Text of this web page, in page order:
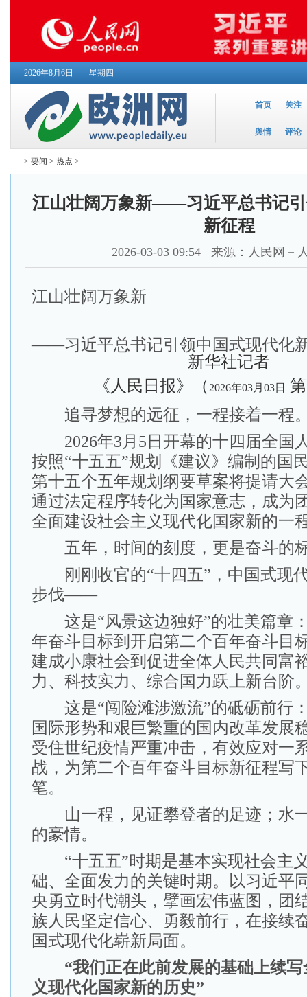
2026年8月6日 星期四
首页 关注
舆情 评论
> 要闻 > 热点 >
江山壮阔万象新——习近平总书记
新征程
2026-03-03 09:54 来源：人民网－
江山壮阔万象新
——习近平总书记引领中国式现代化
新华社记者
《人民日报》（ 2026年03月03日
追寻梦想的远征，一程接着一程
2026年3月5日开幕的十四届全国
按照“十五五”规划《建议》编制的国
第十五个五年规划纲要草案将提请大
通过法定程序转化为国家意志，成为
全面建设社会主义现代化国家新的一
五年，时间的刻度，更是奋斗的
刚刚收官的“十四五”，中国式现
步伐——
这是“风景这边独好”的壮美篇章
年奋斗目标到开启第二个百年奋斗目
建成小康社会到促进全体人民共同富
力、科技实力、综合国力跃上新台阶
这是“闯险滩涉激流”的砥砺前行
国际形势和艰巨繁重的国内改革发展
受住世纪疫情严重冲击，有效应对一
战，为第二个百年奋斗目标新征程写
笔。
山一程，见证攀登者的足迹；水
的豪情。
“十五五”时期是基本实现社会主
础、全面发力的关键时期。以习近平
央勇立时代潮头，擘画宏伟蓝图，团
族人民坚定信心、勇毅前行，在接续
国式现代化崭新局面。
“我们正在此前发展的基础上续
义现代化国家新的历史”